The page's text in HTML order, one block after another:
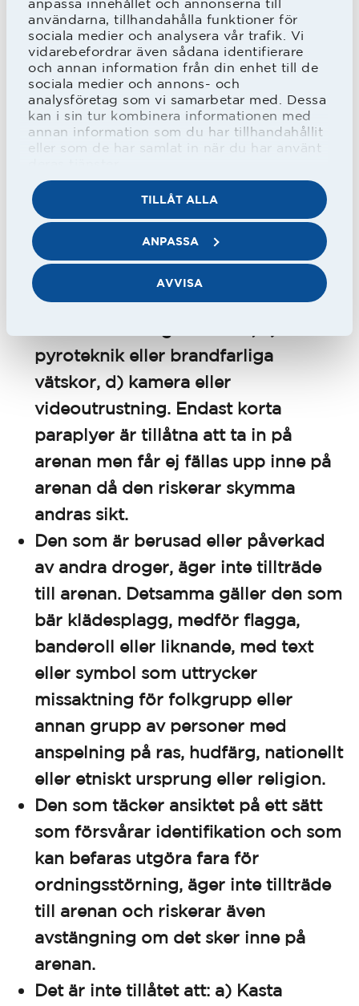
anpassa innehållet och annonserna till
användarna, tillhandahålla funktioner för
sociala medier och analysera vår trafik. Vi
vidarebefordrar även sådana identifierare
och annan information från din enhet till de
sociala medier och annons- och
analysföretag som vi samarbetar med. Dessa
kan i sin tur kombinera informationen med
annan information som du har tillhandahållit
eller som de har samlat in när du har använt
TILLÅT ALLA
ANPASSA
AVVISA
Lösenord och användar-id på internet
Du är själv ansvarig för att användar-id
och lösenord förvaras på ett säkert
sätt. Lämna aldrig ut användar-id och
lösenord till någon annan person.
Särskilda villkor för tillträde till Halmstads
BK:s matcher
Besökare är skyldig att på begäran
underkasta sig visitation.
Det är inte tillåtet att medföra: a)
Alkohol eller andra droger, b) vapen
pyroteknik eller brandfarliga
vätskor, d) kamera eller
videoutrustning. Endast korta
paraplyer är tillåtna att ta in på
arenan men får ej fällas upp inne på
arenan då den riskerar skymma
andras sikt.
Den som är berusad eller påverkad
av andra droger, äger inte tillträde
till arenan. Detsamma gäller den som
bär klädesplagg, medför flagga,
banderoll eller liknande, med text
eller symbol som uttrycker
missaktning för folkgrupp eller
annan grupp av personer med
anspelning på ras, hudfärg, nationellt
eller etniskt ursprung eller religion.
Den som täcker ansiktet på ett sätt
som försvårar identifikation och som
kan befaras utgöra fara för
ordningsstörning, äger inte tillträde
till arenan och riskerar även
avstängning om det sker inne på
arenan.
Det är inte tillåtet att: a) Kasta